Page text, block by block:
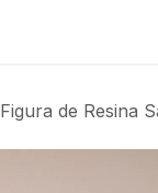
Figura de Resina